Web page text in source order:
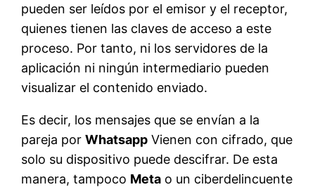
pueden ser leídos por el emisor y el receptor,
quienes tienen las claves de acceso a este
proceso. Por tanto, ni los servidores de la
aplicación ni ningún intermediario pueden
visualizar el contenido enviado.
Es decir, los mensajes que se envían a la
pareja porWhatsapp Vienen con cifrado, que
solo su dispositivo puede descifrar. De esta
manera, tampoco Meta o un ciberdelincuente